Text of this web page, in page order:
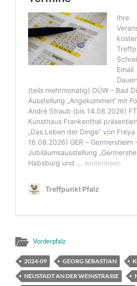
Vorderpfalz
2024-09 GEORG SEBASTIAN
NEUSTADT AN DER WEINSTRASSE